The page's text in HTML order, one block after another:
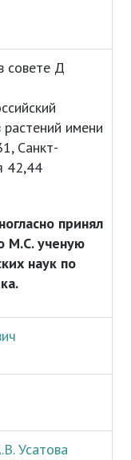
совете Д
растений имени
Санкт-
42,44
принял
М.С. ученую
наук по
Усатова